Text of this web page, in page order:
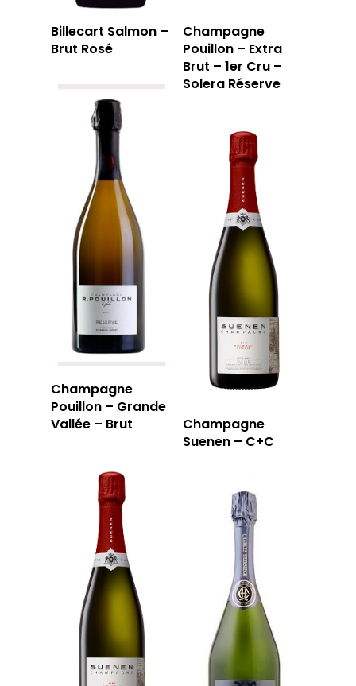
Billecart Salmon –
Brut Rosé
Champagne
Pouillon – Extra
Brut – 1er Cru –
Solera Réserve
Champagne
Pouillon – Grande
Vallée – Brut
Champagne
Suenen – C+C
LA CAVE
LA CAVE
APERÇU DE NOTRE
LA TOURNÉE DU
LA TABLE
LA CARTE DU
JOUR